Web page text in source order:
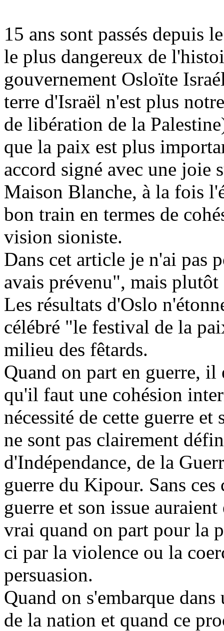
15 ans sont passés depuis
le plus dangereux de
gouvernement Osloïte
terre d'Israël n'est plus
de libération de la
que la paix est plus
accord signé avec une joie
Maison Blanche, à la fois
bon train en termes de
vision sioniste.
Dans cet article je n'ai pas
avais prévenu", mais
Les résultats d'Oslo
célébré "le festival de la
milieu des fêtards.
Quand on part en guerre, il
qu'il faut une cohésion
nécessité de cette guerre
ne sont pas clairement
d'Indépendance, de la
guerre du Kipour. Sans
guerre et son issue
vrai quand on part pour la
ci par la violence ou la
persuasion.
Quand on s'embarque
de la nation et quand ce